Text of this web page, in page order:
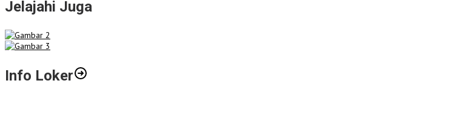
Jelajahi Juga
Info Loker